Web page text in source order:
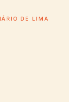
DE LIMA